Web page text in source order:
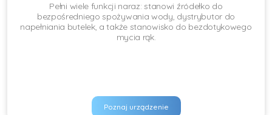
Pełni wiele funkcji naraz: stanowi źródełko do
bezpośredniego spożywania wody, dystrybutor do
napełniania butelek, a także stanowisko do bezdotykowego
mycia rąk.
Poznaj urządzenie